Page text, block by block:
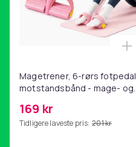
Magetrener, 6-rørs fotpedal
motstandsbånd - mage- og
hjemmegymnastikk Pink
169 kr
Tidligere laveste pris: 201 kr